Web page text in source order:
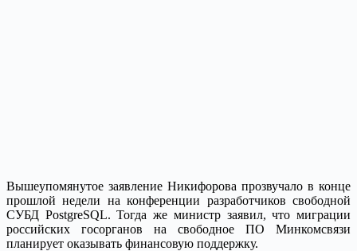
Вышеупомянутое заявление Никифорова прозвучало в конце
прошлой недели на конференции разработчиков свободной
СУБД PostgreSQL. Тогда же министр заявил, что миграции
российских госорганов на свободное ПО Минкомсвязи
планирует оказывать финансовую поддержку.